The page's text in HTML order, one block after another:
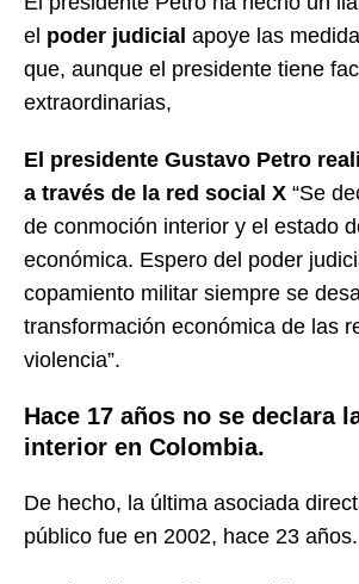
el poder judicial apoye las
que, aunque el presidente tiene
extraordinarias,
El presidente Gustavo Petro
a través de la red social X “Se
de conmoción interior y el estado
económica. Espero del poder
copamiento militar siempre se
transformación económica de las
violencia”.
Hace 17 años no se declara
interior en Colombia.
De hecho, la última asociada
público fue en 2002, hace 23 años.